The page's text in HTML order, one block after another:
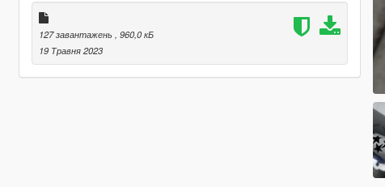
127 завантажень
, 960,0 кБ
19 Травня 2023